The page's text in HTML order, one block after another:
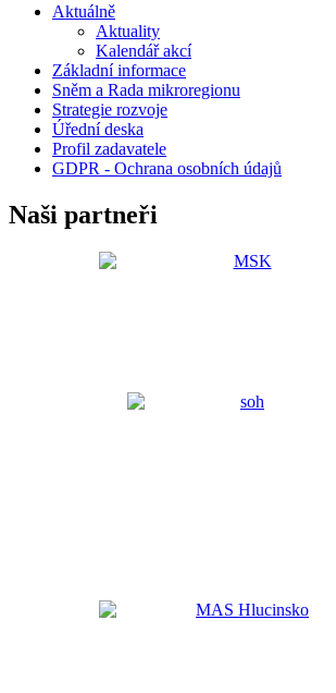
Aktuálně
Aktuality
Kalendář akcí
Základní informace
Sněm a Rada mikroregionu
Strategie rozvoje
Úřední deska
Profil zadavatele
GDPR - Ochrana osobních údajů
Naši partneři